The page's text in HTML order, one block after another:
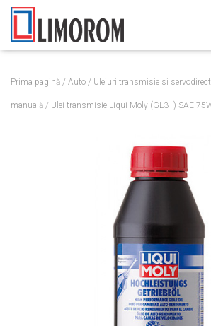
Prima pagină / Auto / Uleiuri transmisie si
manuală / Ulei transmisie Liqui Moly (GL3+) SAE